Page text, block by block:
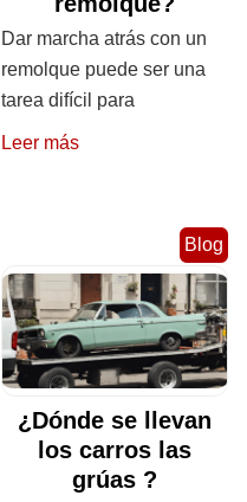
Dar marcha atrás con un
remolque puede ser una
tarea difícil para
Leer más
Blog
¿Dónde se llevan
los carros las
grúas ?